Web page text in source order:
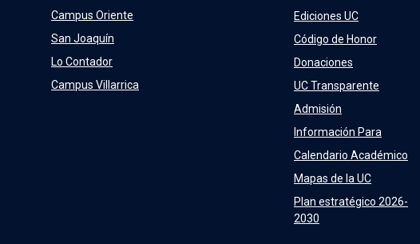
Campus Oriente
San Joaquín
Lo Contador
Campus Villarrica
Ediciones UC
Código de Honor
Donaciones
UC Transparente
Admisión
Información Para
Calendario Académico
Mapas de la UC
Plan estratégico 2026-
2030